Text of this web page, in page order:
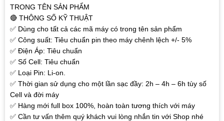
TRONG TÊN SẢN PHẨM
🔴 THÔNG SỐ KỸ THUẬT
✅ Dùng cho tất cả các mã máy có trong tên sản phẩm
✅ Công suất: Tiêu chuẩn pin theo máy chênh lệch +/- 5%
✅ Điện Áp: Tiêu chuẩn
✅ Số Cell: Tiêu chuẩn
✅ Loại Pin: Li-on.
✅ Thời gian sử dụng cho một lần sạc đầy: 2h – 4h – 6h tùy số
Cell và đời máy
✅ Hàng mới full box 100%, hoàn toàn tương thích với máy
✅ Cần tư vấn thêm quý khách vui lòng nhắn tin với Shop nhé